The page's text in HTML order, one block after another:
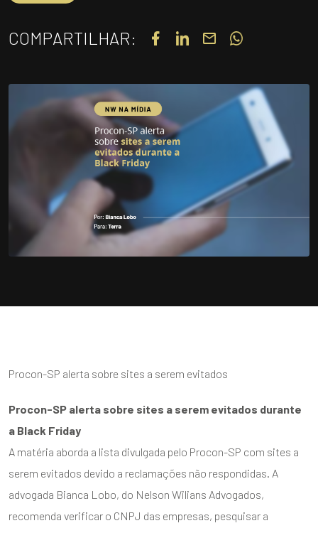
CONTATO
Siga-nos
| A Alto contraste
COMPARTILHAR:
Procon-SP alerta sobre sites a serem evitados
Procon-SP alerta sobre sites a serem evitados durante
a Black Friday
A matéria aborda a lista divulgada pelo Procon-SP com sites a
serem evitados devido a reclamações não respondidas. A
advogada Bianca Lobo, do Nelson Wilians Advogados,
recomenda verificar o CNPJ das empresas, pesquisar a